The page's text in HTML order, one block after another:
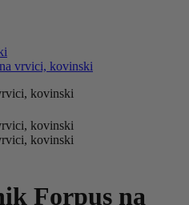
vrvici, kovinski
Forpus na